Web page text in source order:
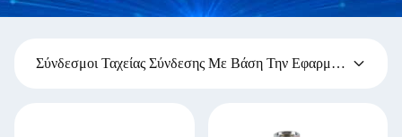
Σύνδεσμοι Ταχείας Σύνδεσης Με Βάση Την Εφαρμογή (85)